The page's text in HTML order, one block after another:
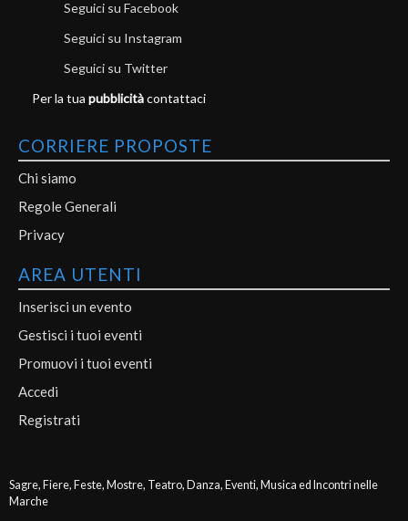
Seguici su Facebook
Seguici su Instagram
Seguici su Twitter
Per la tua pubblicitàcontattaci
CORRIERE PROPOSTE
Chi siamo
Regole Generali
Privacy
AREA UTENTI
Inserisci un evento
Gestisci i tuoi eventi
Promuovi i tuoi eventi
Accedi
Registrati
Sagre, Fiere, Feste, Mostre, Teatro, Danza, Eventi, Musica ed Incontri nelle
Marche